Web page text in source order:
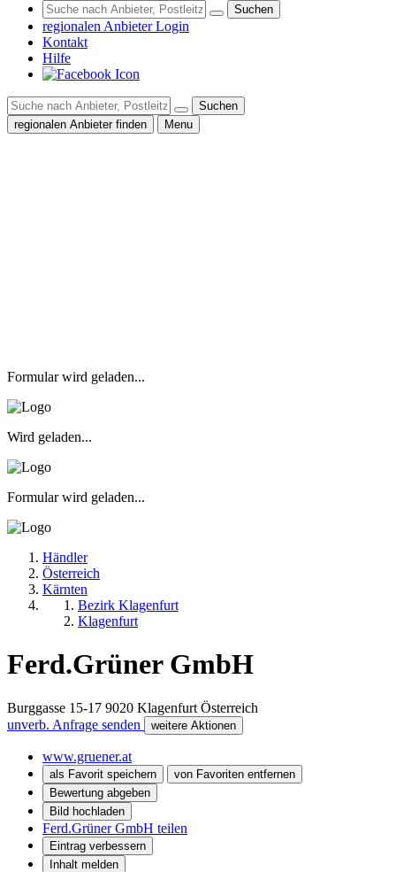
Suchen
regionalen Anbieter Login
Kontakt
Hilfe
Suchen
regionalen Anbieter finden
Menu
Formular wird geladen...
Wird geladen...
Formular wird geladen...
Händler
Österreich
Kärnten
Bezirk Klagenfurt
Klagenfurt
Ferd.Grüner GmbH
Burggasse 15-17 9020 Klagenfurt Österreich
unverb. Anfrage senden
weitere Aktionen
www.gruener.at
als Favorit speichern
von Favoriten entfernen
Bewertung abgeben
Bild hochladen
Ferd.Grüner GmbH teilen
Eintrag verbessern
Inhalt melden